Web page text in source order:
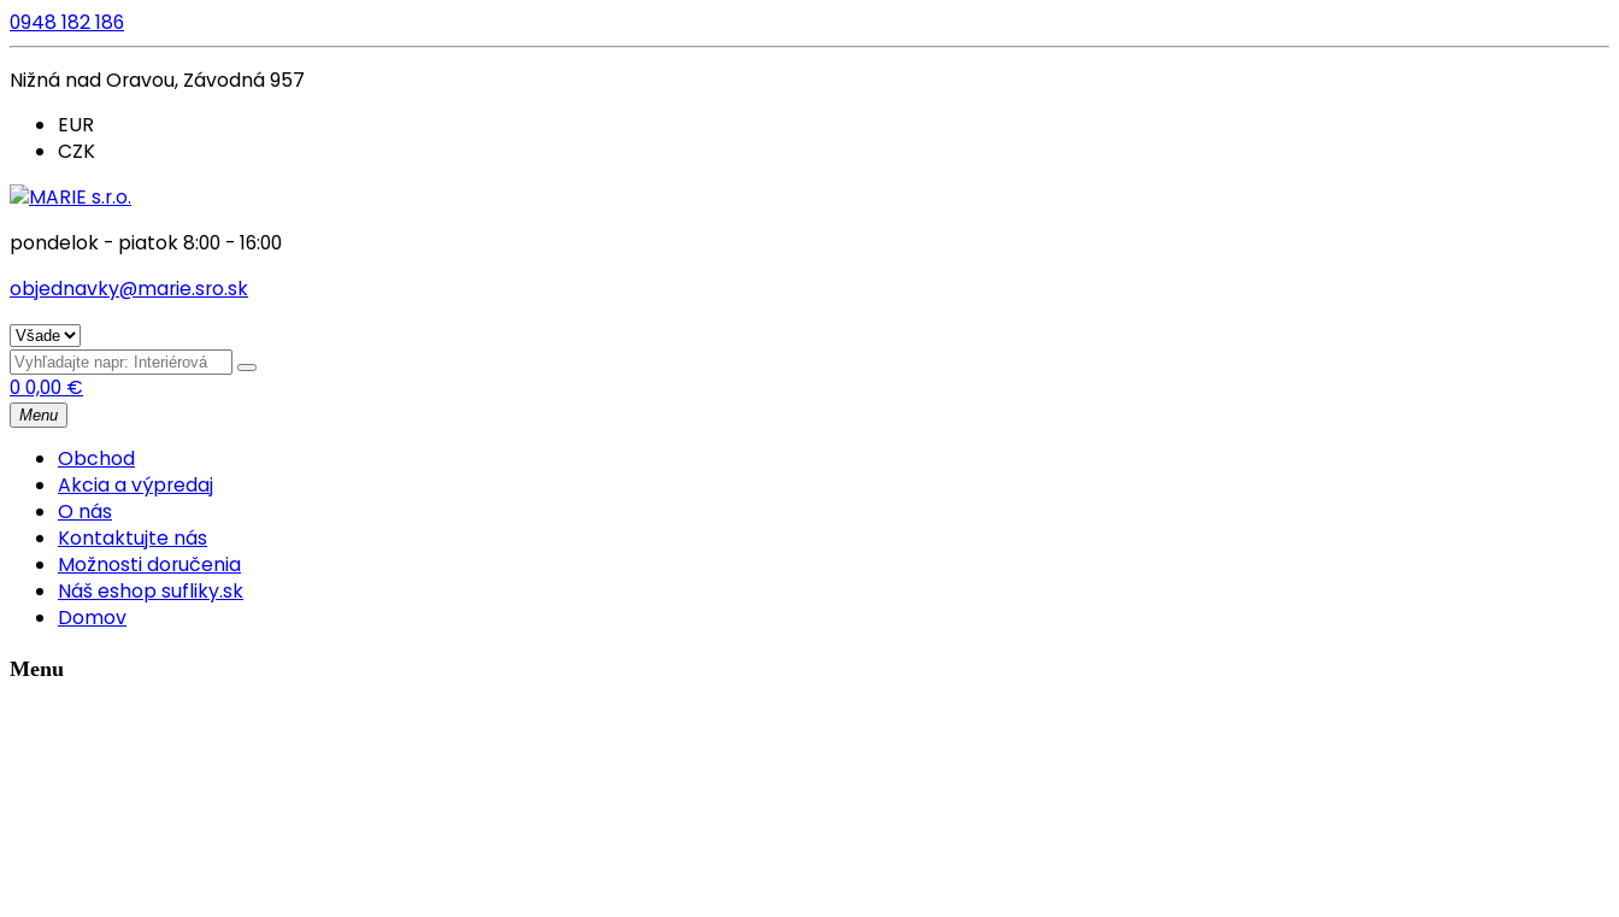
0948 182 186
Nižná nad Oravou, Závodná 957
EUR
CZK
pondelok - piatok 8:00 - 16:00
objednavky@marie.sro.sk
00,00 €
Menu
Obchod
Akcia a výpredaj
O nás
Kontaktujte nás
Možnosti doručenia
Náš eshop sufliky.sk
Domov
Menu